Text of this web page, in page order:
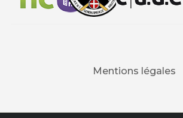
Mentions légales